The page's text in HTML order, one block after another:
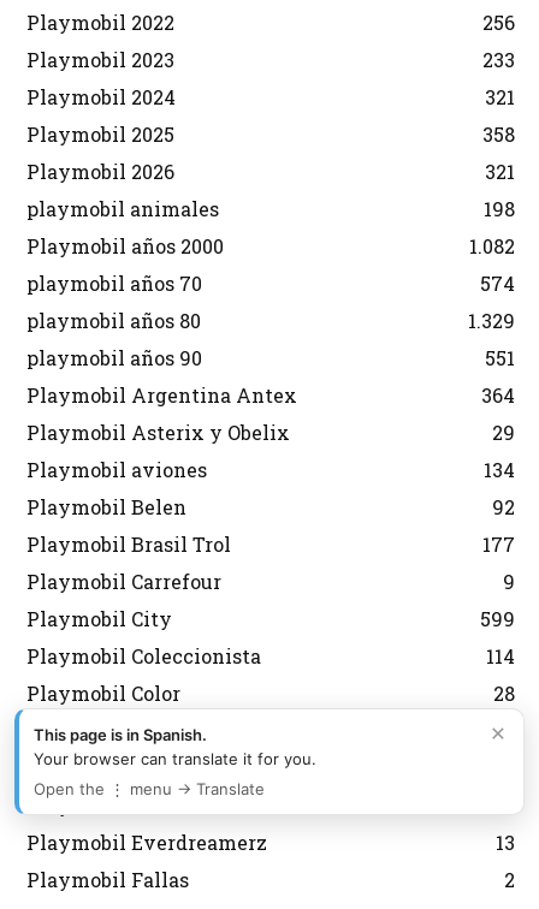
Playmobil 2022
256
Playmobil 2023
233
Playmobil 2024
321
Playmobil 2025
358
Playmobil 2026
321
playmobil animales
198
Playmobil años 2000
1.082
playmobil años 70
574
playmobil años 80
1.329
playmobil años 90
551
Playmobil Argentina Antex
364
Playmobil Asterix y Obelix
29
Playmobil aviones
134
Playmobil Belen
92
Playmobil Brasil Trol
177
Playmobil Carrefour
9
Playmobil City
599
Playmobil Coleccionista
114
Playmobil Color
28
Playmobil Country
44
Playmobil Dioses
Playmobil Edicion Limitada
Playmobil Everdreamerz
13
Playmobil Fallas
2
×
This page is in Spanish.
Your browser can translate it for you.
Open the ⋮ menu → Translate